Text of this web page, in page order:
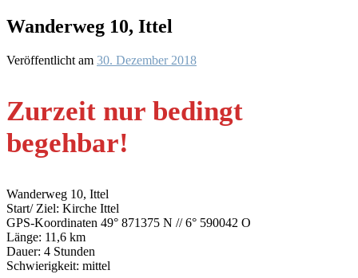
Wanderweg 10, Ittel
Veröffentlicht am 30. Dezember 2018
Zurzeit nur bedingt
begehbar!
Wanderweg 10, Ittel
Start/ Ziel: Kirche Ittel
GPS-Koordinaten 49° 871375 N // 6° 590042 O
Länge: 11,6 km
Dauer: 4 Stunden
Schwierigkeit: mittel